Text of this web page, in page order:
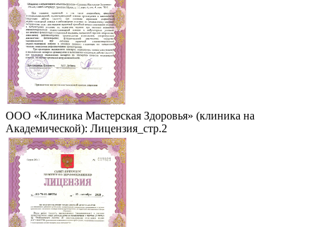
ООО «Клиника Мастерская Здоровья» (клиника на
Академической): Лицензия_стр.2